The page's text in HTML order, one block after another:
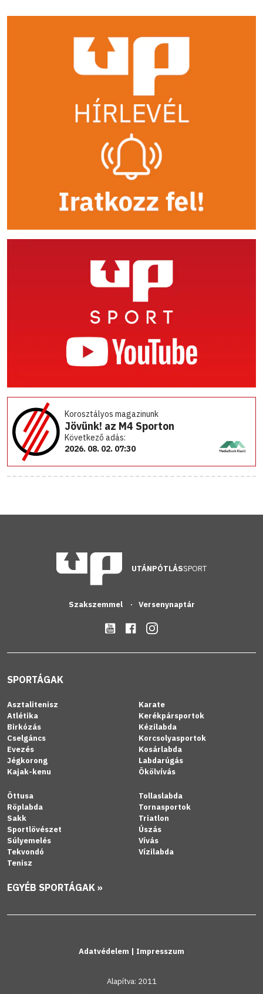
Korosztályos magazinunk
Jövünk! az M4 Sporton
Következő adás:
2026. 08. 02. 07:30
UTÁNPÓTLÁSSPORT
Szakszemmel Versenynaptár
SPORTÁGAK
Asztalitenisz
Atlétika
Birkózás
Cselgáncs
Evezés
Jégkorong
Kajak-kenu
Karate
Kerékpársportok
Kézilabda
Korcsolyasportok
Kosárlabda
Labdarúgás
Ökölvívás
Öttusa
Röplabda
Sakk
Sportlövészet
Súlyemelés
Tekvondó
Tenisz
Tollaslabda
Tornasportok
Triatlon
Úszás
Vívás
Vízilabda
EGYÉB SPORTÁGAK »
Adatvédelem | Impresszum
Alapítva: 2011